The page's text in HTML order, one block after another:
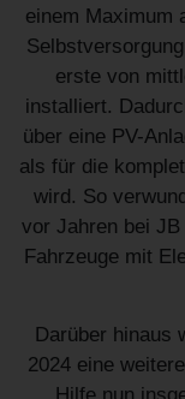
einem Maximum
erste von
installiert.
über eine PV-
als für die
wird. So
vor Jahren bei
Fahrzeuge mit
Darüber hinaus
2024 eine